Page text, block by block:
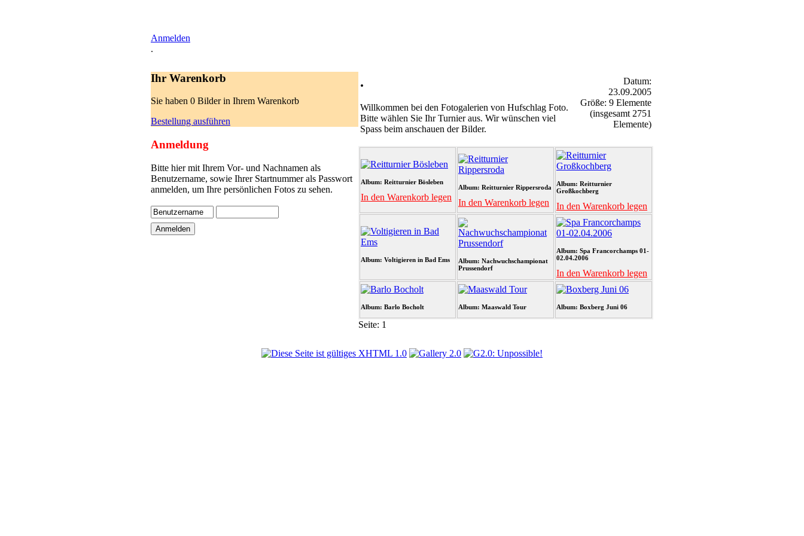
Anmelden
.
Ihr Warenkorb
Sie haben 0 Bilder in Ihrem Warenkorb
Bestellung ausführen
Anmeldung
Bitte hier mit Ihrem Vor- und Nachnamen als
Benutzername, sowie Ihrer Startnummer als Passwort
anmelden, um Ihre persönlichen Fotos zu sehen.
.
Willkommen bei den Fotogalerien von Hufschlag Foto.
Bitte wählen Sie Ihr Turnier aus. Wir wünschen viel
Spass beim anschauen der Bilder.
Datum:
23.09.2005
Größe: 9 Elemente
(insgesamt 2751
Elemente)
Album: Reitturnier Bösleben
In den Warenkorb legen
Album: Reitturnier Rippersroda
In den Warenkorb legen
Album: Reitturnier
Großkochberg
In den Warenkorb legen
Album: Voltigieren in Bad Ems
Album: Nachwuchschampionat
Prussendorf
Album: Spa Francorchamps 01-
02.04.2006
In den Warenkorb legen
Album: Barlo Bocholt Album: Maaswald Tour Album: Boxberg Juni 06
Seite: 1